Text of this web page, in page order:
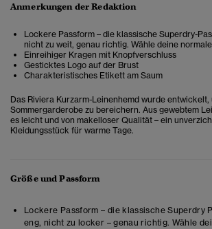
Anmerkungen der Redaktion
Lockere Passform – die klassische Superdry-
nicht zu weit, genau richtig. Wähle deine
Einreihiger Kragen mit Knopfverschluss
Gesticktes Logo auf der Brust
Charakteristisches Etikett am Saum
Das Riviera Kurzarm-Leinenhemd wurde entwickelt,
Sommergarderobe zu bereichern. Aus gewebtem
es leicht und von makelloser Qualität – ein
Kleidungsstück für warme Tage.
Größe und Passform
Lockere Passform – die klassische Superdry
eng, nicht zu locker – genau richtig. Wähle